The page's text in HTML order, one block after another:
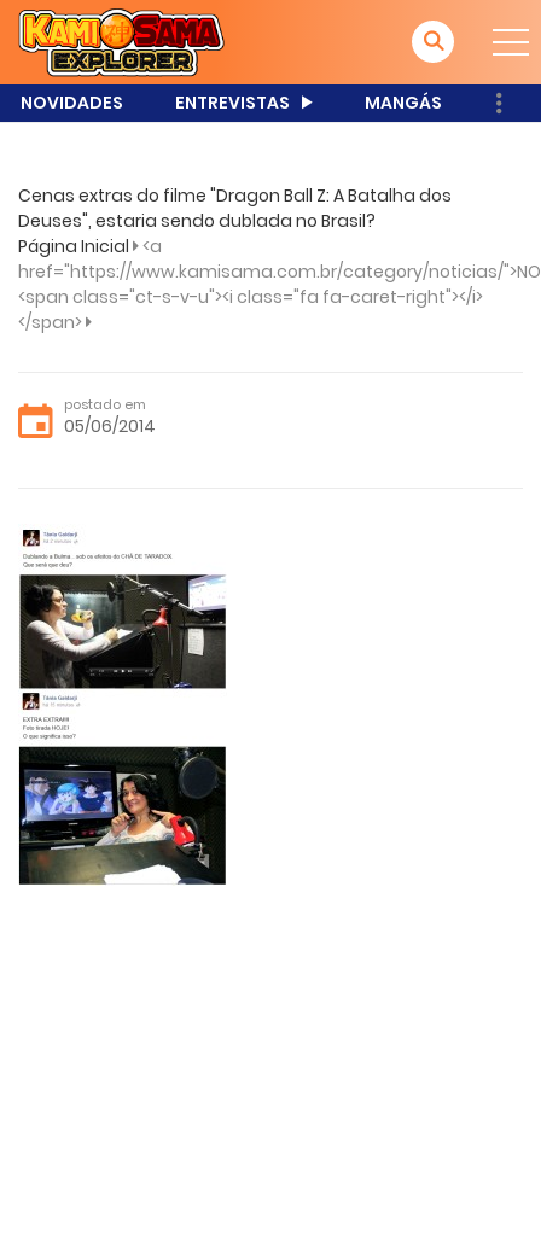
NOVIDADES ENTREVISTAS MANGÁS
Cenas extras do filme "Dragon Ball Z: A Batalha dos
Deuses", estaria sendo dublada no Brasil?
Página Inicial <a
href="https://www.kamisama.com.br/category/noticias/
<span class="ct-s-v-u"><i class="fa fa-caret-right"></i>
</span>
postado em
05/06/2014